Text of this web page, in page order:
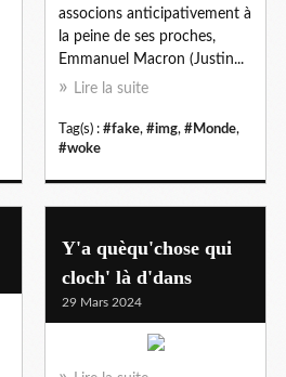
associons anticipativement à
la peine de ses proches,
Emmanuel Macron (Justin...
Lire la suite
Tag(s) : #fake, #img, #Monde,
#woke
Y'a quèqu'chose qui
cloch' là d'dans
29 Mars 2024